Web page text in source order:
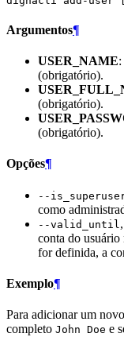
Argumentos¶
USER_NAME
(obrigatório).
(obrigatório).
(obrigatório).
Opções¶
--
como
--valid_until ,
conta do
for definida, a
Exemplo¶
Para adicionar um
completo John Doe e